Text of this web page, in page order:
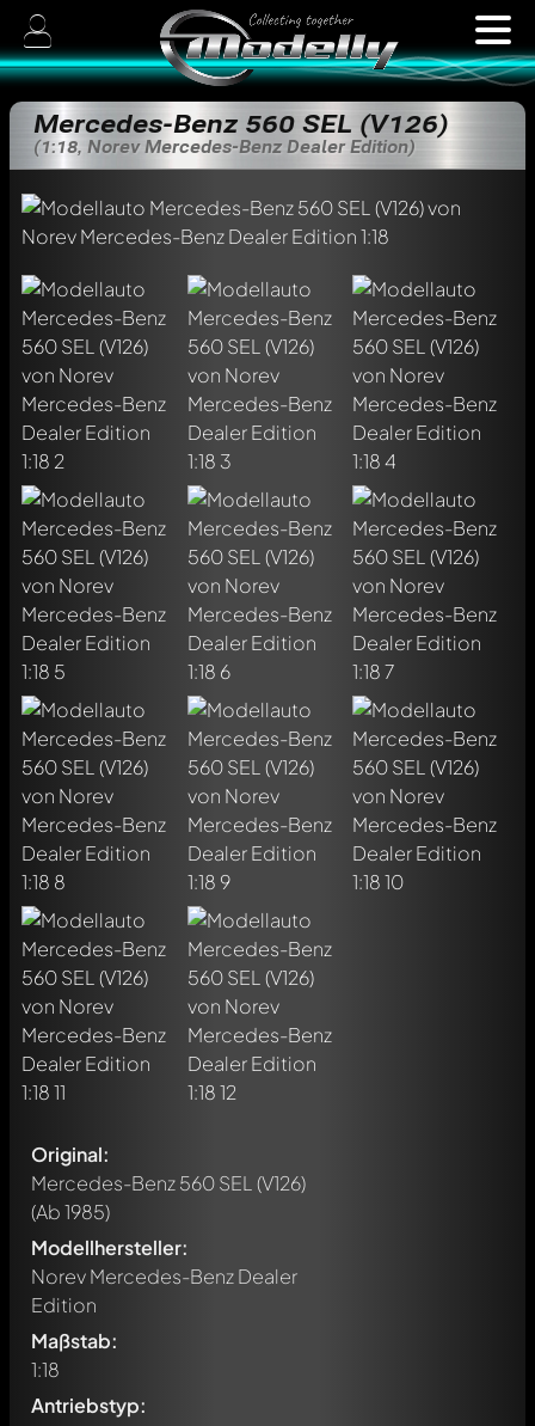
Mercedes-Benz 560 SEL (V126)
(1:18, Norev Mercedes-Benz Dealer Edition)
Original:
Mercedes-Benz 560 SEL (V126)
(Ab 1985)
Modellhersteller:
Norev Mercedes-Benz Dealer
Edition
Maßstab:
1:18
Antriebstyp: